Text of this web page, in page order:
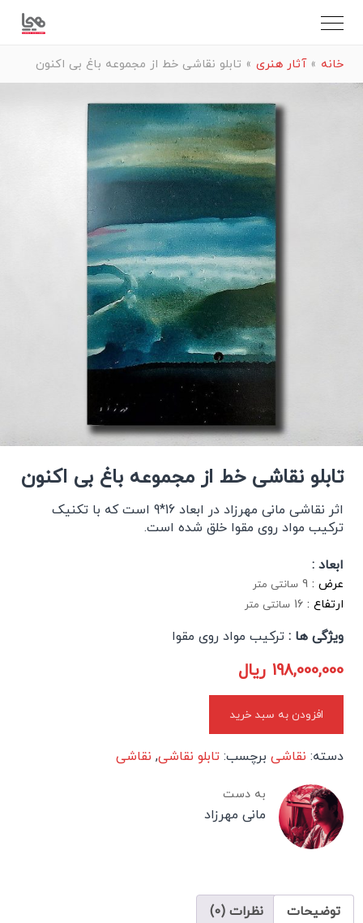
خانه »آثار هنری » تابلو نقاشی خط از مجموعه باغ بی اکنون
تابلو نقاشی خط از مجموعه باغ بی اکنون
اثر نقاشی مانی مهرزاد در ابعاد 16*9 است که با تکنیک
ترکیب مواد روی مقوا خلق شده است.
ابعاد :
عرض : 9 سانتی متر
ارتفاع : 16 سانتی متر
ویژگی ها :ترکیب مواد روی مقوا
198,000,000 ریال
افزودن به سبد خرید
دسته: نقاشی برچسب:تابلو نقاشی, نقاشی
به دست
مانی مهرزاد
توضیحات نظرات (0)